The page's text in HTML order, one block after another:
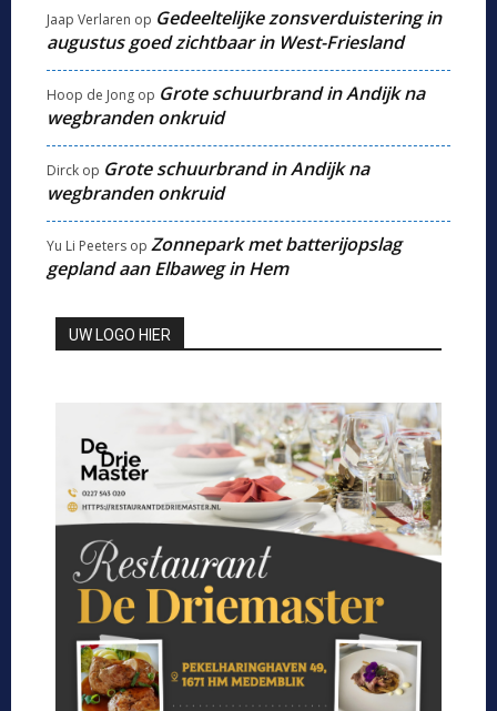
Jaap Verlaren op Gedeeltelijke zonsverduistering in
augustus goed zichtbaar in West-Friesland
Hoop de Jong op Grote schuurbrand in Andijk na
wegbranden onkruid
Dirck op Grote schuurbrand in Andijk na
wegbranden onkruid
Yu Li Peeters op Zonnepark met batterijopslag
gepland aan Elbaweg in Hem
UW LOGO HIER